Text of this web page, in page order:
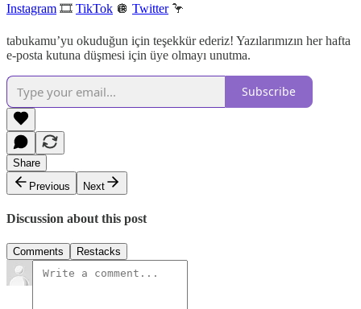
Instagram 🎞 TikTok 🪩 Twitter🦩
tabukamu’yu okuduğun için teşekkür ederiz! Yazılarımızın her hafta
e-posta kutuna düşmesi için üye olmayı unutma.
Subscribe
Share
Previous
Next
Discussion about this post
Comments Restacks